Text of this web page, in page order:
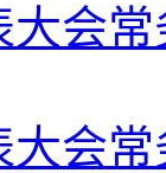
会
会